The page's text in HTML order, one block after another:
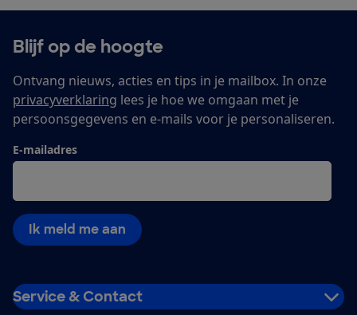
Blijf op de hoogte
Ontvang nieuws, acties en tips in je mailbox. In onze
privacyverklaring lees je hoe we omgaan met je
persoonsgegevens en e-mails voor je personaliseren.
E-mailadres
Ik meld me aan
Service & Contact